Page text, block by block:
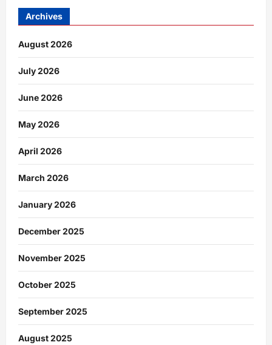
Archives
August 2026
July 2026
June 2026
May 2026
April 2026
March 2026
January 2026
December 2025
November 2025
October 2025
September 2025
August 2025